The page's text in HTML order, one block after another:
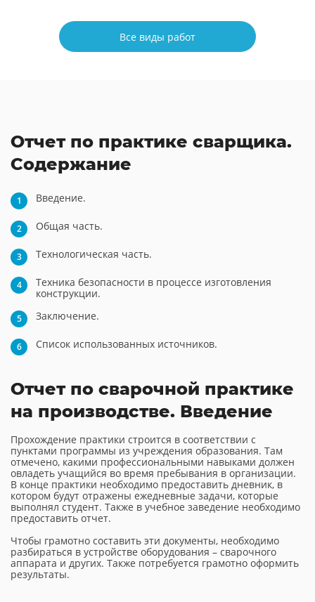
Все виды работ
Отчет по практике сварщика.
Содержание
Введение.
Общая часть.
Технологическая часть.
Техника безопасности в процессе изготовления
конструкции.
Заключение.
Список использованных источников.
Отчет по сварочной практике
на производстве. Введение
Прохождение практики строится в соответствии с
пунктами программы из учреждения образования. Там
отмечено, какими профессиональными навыками должен
овладеть учащийся во время пребывания в организации.
В конце практики необходимо предоставить дневник, в
котором будут отражены ежедневные задачи, которые
выполнял студент. Также в учебное заведение необходимо
предоставить отчет.
Чтобы грамотно составить эти документы, необходимо
разбираться в устройстве оборудования – сварочного
аппарата и других. Также потребуется грамотно оформить
результаты.